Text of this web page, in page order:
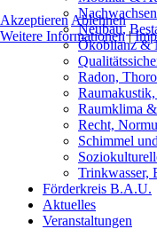
Neubau,
Ökobilanz &
Radon,
Raumklima
Recht,
Schimmel
Trinkwasser,
Förderkreis B.A.U.
Aktuelles
Veranstaltungen
Akzeptieren Ablehnen
Weitere Informationen|